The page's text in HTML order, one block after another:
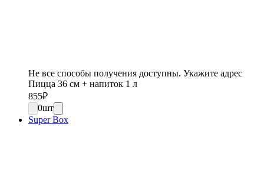
Не все способы получения доступны. Укажите адрес
Пицца 36 см + напиток 1 л
855₽
0шт
Super Вох